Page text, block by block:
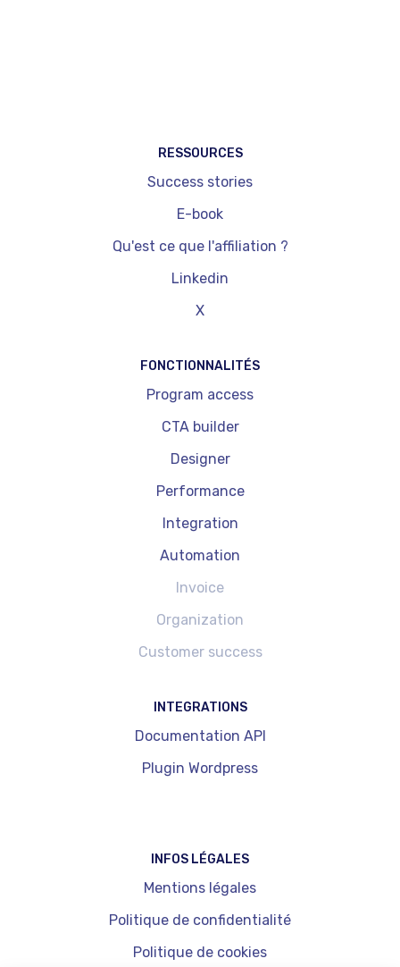
RESSOURCES
Success stories
E-book
Qu'est ce que l'affiliation ?
Linkedin
X
FONCTIONNALITÉS
Program access
CTA builder
Designer
Performance
Integration
Automation
Invoice
Organization
Customer success
INTEGRATIONS
Documentation API
Plugin Wordpress
INFOS LÉGALES
Mentions légales
Politique de confidentialité
Politique de cookies